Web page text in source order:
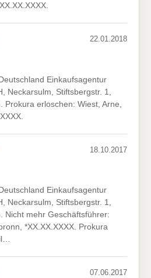
22.01.2018
Einkaufsagentur
Neckarsulm, Stiftsbergstr. 1,
Prokura erloschen: Wiest, Arne,
18.10.2017
Einkaufsagentur
Neckarsulm, Stiftsbergstr. 1,
Nicht mehr Geschäftsführer:
*XX.XX.XXXX. Prokura
07.06.2017